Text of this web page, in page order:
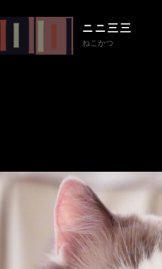
ニニ三三
ねこかつ